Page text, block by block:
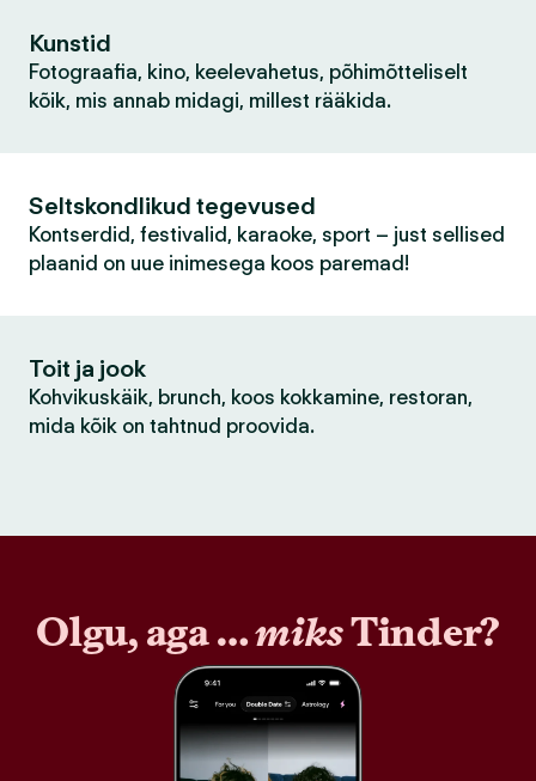
Kunstid
Fotograafia, kino, keelevahetus, põhimõtteliselt
kõik, mis annab midagi, millest rääkida.
Seltskondlikud tegevused
Kontserdid, festivalid, karaoke, sport – just sellised
plaanid on uue inimesega koos paremad!
Toit ja jook
Kohvikuskäik, brunch, koos kokkamine, restoran,
mida kõik on tahtnud proovida.
Olgu, aga …miksTinder?